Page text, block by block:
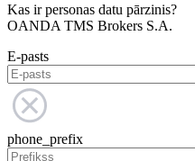
Kas ir personas datu pārzinis?
OANDA TMS Brokers S.A.
E-pasts
phone_prefix